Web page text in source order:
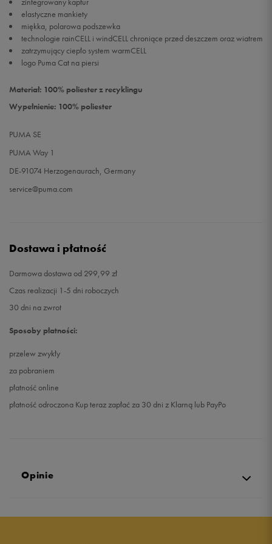
elastyczne mankiety
miękka, polarowa podszewka
technologie rainCELL i windCELL chroniące przed deszczem oraz wiatrem
zatrzymujący ciepło system warmCELL
logo Puma Cat na piersi
Materiał: 100% poliester z recyklingu
Wypełnienie: 100% poliester
PUMA SE
PUMA Way 1
DE-91074 Herzogenaurach, Germany
service@puma.com
Dostawa i płatność
Darmowa dostawa od 299,99 zł
Czas realizacji 1-5 dni roboczych
30 dni na zwrot
Sposoby płatności:
przelew zwykły
za pobraniem
płatność online
płatność odroczona Kup teraz zapłać za 30 dni z Klarną lub PayPo
Opinie
5.0